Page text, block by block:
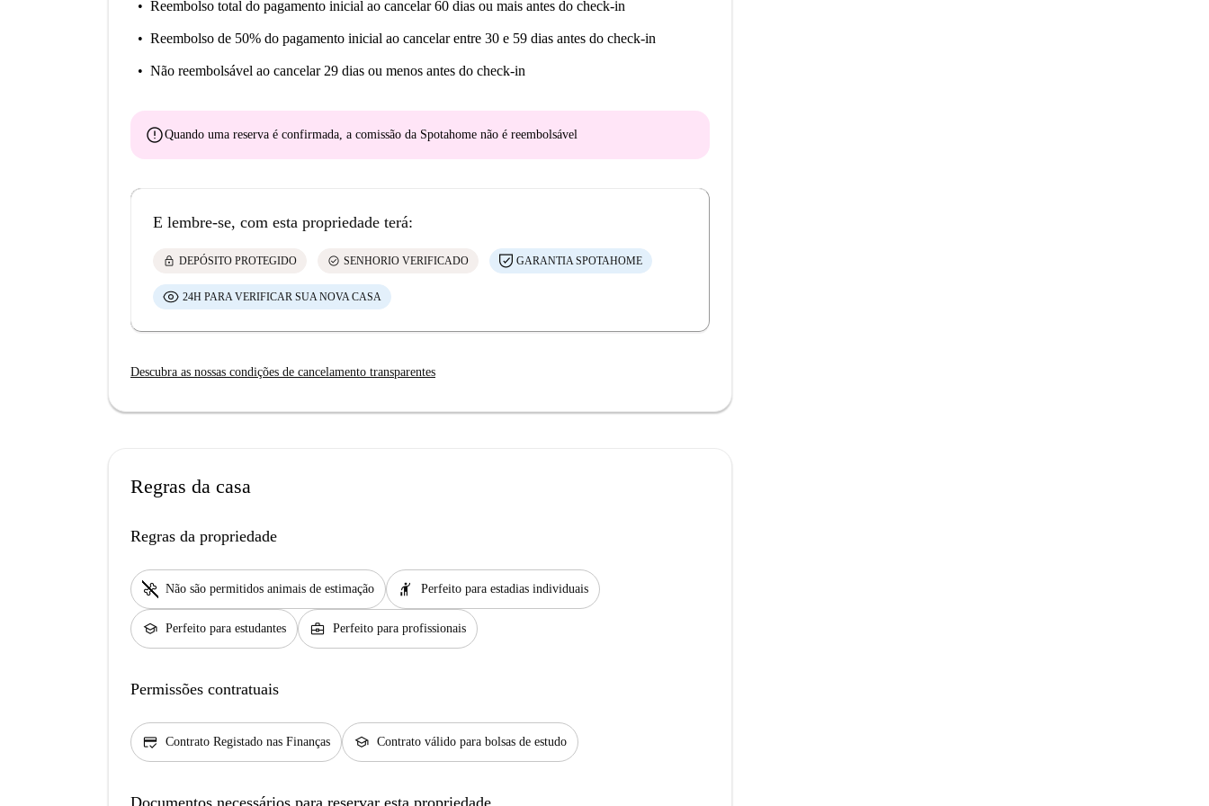
Reembolso total do pagamento inicial ao cancelar 60 dias ou mais antes do check-in
Reembolso de 50% do pagamento inicial ao cancelar entre 30 e 59 dias antes do check-in
Não reembolsável ao cancelar 29 dias ou menos antes do check-in
errorQuando uma reserva é confirmada, a comissão da Spotahome não é reembolsável
E lembre-se, com esta propriedade terá:
lock DEPÓSITO PROTEGIDO check_circle SENHORIO VERIFICADO GARANTIA SPOTAHOME
24H PARA VERIFICAR SUA NOVA CASA
Descubra as nossas condições de cancelamento transparentes
Regras da casa
Regras da propriedade
pet_supplies Não são permitidos animais de estimação hail Perfeito para estadias individuais
school Perfeito para estudantes business_center Perfeito para profissionais
Permissões contratuais
credit_score Contrato Registado nas Finanças school Contrato válido para bolsas de estudo
Documentos necessários para reservar esta propriedade